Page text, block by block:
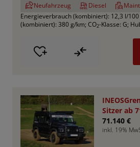
Neufahrzeug
Diesel
Energieverbrauch (kombiniert): 12,3 l/100
(kombiniert): 380 g/km; CO2-Klasse: G;
Sitzer ab
71.140 €
inkl. 19%